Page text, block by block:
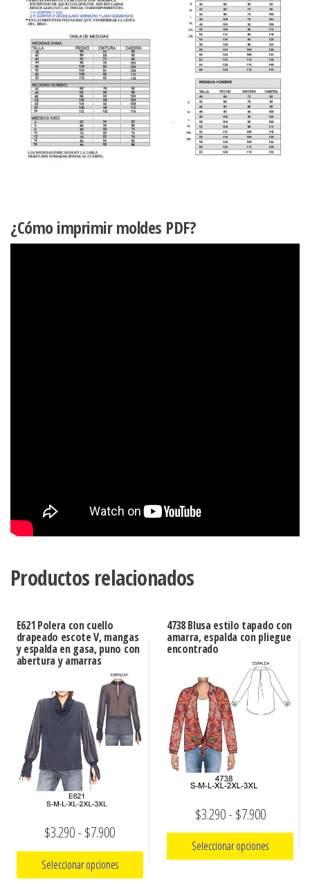
¿Cómo imprimir moldes PDF?
Productos relacionados
E621 Polera con cuello
drapeado escote V, mangas
y espalda en gasa, puno con
abertura y amarras
$3.290- $7.900Rango
de
precios:
Seleccionar opciones
4738 Blusa estilo tapado con
amarra, espalda con pliegue
encontrado
$3.290- $7.900Rango
de
precios:
Seleccionar opciones